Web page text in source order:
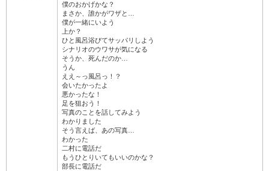
僕のおかげかな？
まさか、誰かがワザと…
僕が一緒にいよう
上か？
ひと風呂浴びてサッパリしよう
シナリオのウワサが気になる
そうか、死んだのか…
うん
ええ～っ風呂っ！？
会いたかったよ
悪かったな！
足を狙おう！
写真のことを話してみよう
わかりました
そう言えば、あの写真…
わかった
二村に電話だ
もうひとりいてもいいのかな？
部長に電話だ